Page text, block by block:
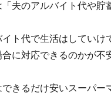
夫のアルバイト代や貯
イト代で生活はしてい
に対応できるのかが不
きるだけ安いスーパ